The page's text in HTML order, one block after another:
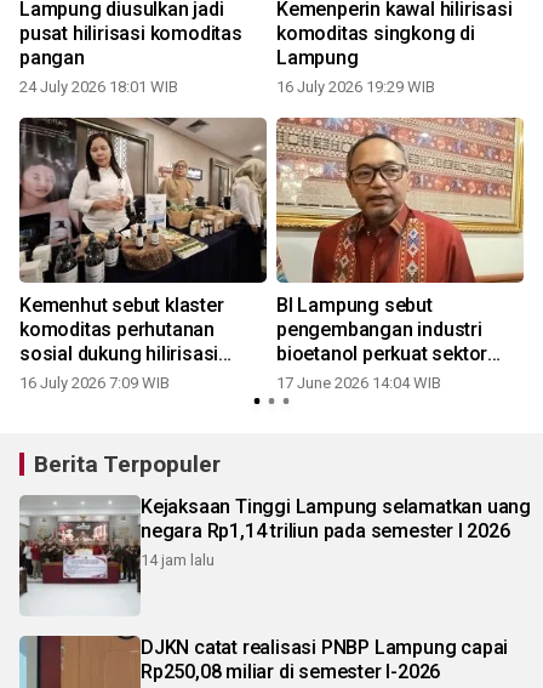
Lampung diusulkan jadi
pusat hilirisasi komoditas
pangan
24 July 2026 18:01 WIB
Kemenperin kawal hilirisasi
komoditas singkong di
Lampung
16 July 2026 19:29 WIB
Kemenhut sebut klaster
komoditas perhutanan
sosial dukung hilirisasi
produk
16 July 2026 7:09 WIB
BI Lampung sebut
pengembangan industri
bioetanol perkuat sektor
pertanian
17 June 2026 14:04 WIB
Berita Terpopuler
Kejaksaan Tinggi Lampung selamatkan uang
negara Rp1,14 triliun pada semester I 2026
14 jam lalu
DJKN catat realisasi PNBP Lampung capai
Rp250,08 miliar di semester I-2026